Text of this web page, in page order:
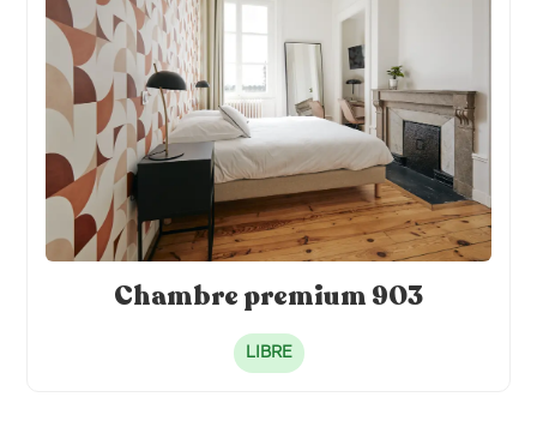
Chambre premium 903
LIBRE